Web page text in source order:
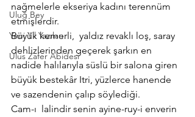
Uluğ Bey
Yeni Yıl Yazıları
Ulus Zafer Abidesi
nağmelerle ekseriya kadını terennüm
etmişlerdir.
Büyük kemerli,  yaldız revaklı loş, saray
dehlizlerinden geçerek şarkın en
nadide halılarıyla süslü bir salona giren
büyük bestekâr Itri, yüzlerce hanende
ve sazendenin çalıp söylediği.
Cam-ı  lalindir senin ayine-ruy-i enverin